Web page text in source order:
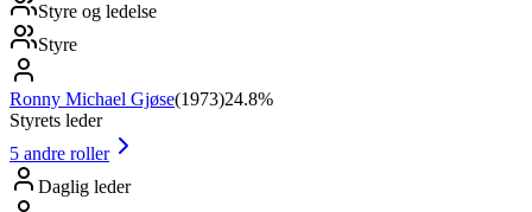
Styre og ledelse
Styre
Ronny Michael Gjøse(1973)24.8%
Styrets leder
5 andre roller
Daglig leder